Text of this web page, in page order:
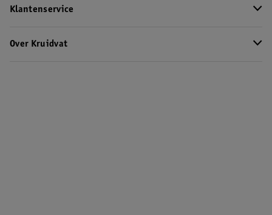
Klantenservice
Over Kruidvat